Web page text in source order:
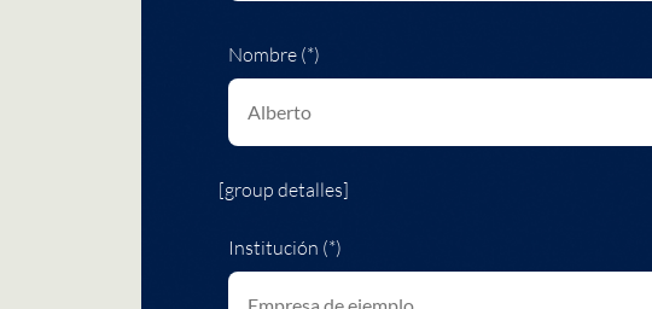
Nombre (*)
[group detalles]
Institución (*)